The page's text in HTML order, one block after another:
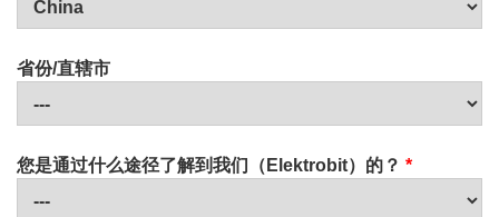
省份/直辖市
您是通过什么途径了解到我们（Elektrobit）的？ *